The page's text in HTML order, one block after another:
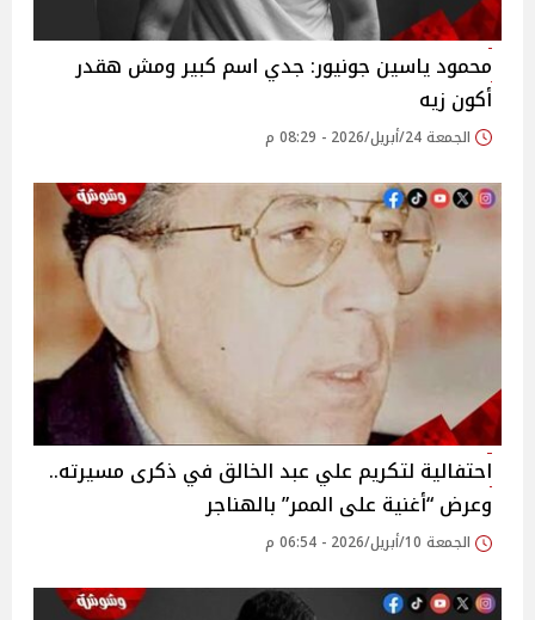
محمود ياسين جونيور: جدي اسم كبير ومش هقدر
أكون زيه
الجمعة 24/أبريل/2026 - 08:29 م
احتفالية لتكريم علي عبد الخالق في ذكرى مسيرته..
وعرض “أغنية على الممر” بالهناجر
الجمعة 10/أبريل/2026 - 06:54 م